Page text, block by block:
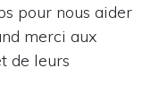
pour nous aider
merci aux
de leurs